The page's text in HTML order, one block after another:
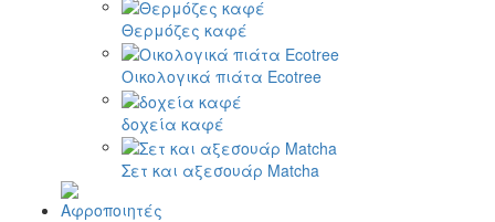
Θερμόζες καφέ
Οικολογικά πιάτα Ecotree
δοχεία καφέ
Σετ και αξεσουάρ Matcha